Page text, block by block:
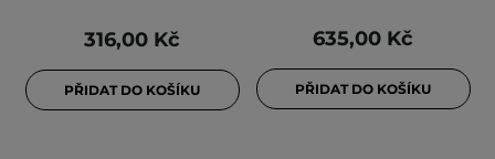
316,00 Kč
PŘIDAT DO KOŠÍKU
635,00 Kč
PŘIDAT DO KOŠÍKU